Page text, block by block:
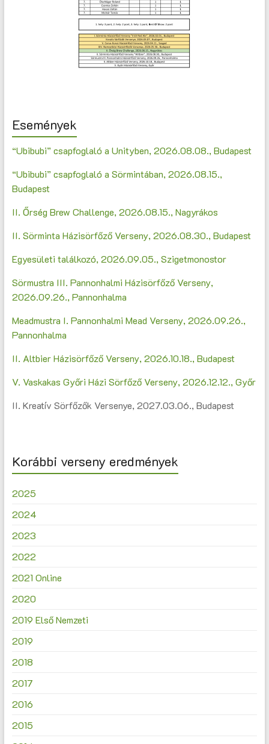
Események
“Ubibubi” csapfoglaló a Unityben, 2026.08.08., Budapest
“Ubibubi” csapfoglaló a Sörmintában, 2026.08.15.,
Budapest
II. Őrség Brew Challenge, 2026.08.15., Nagyrákos
II. Sörminta Házisörfőző Verseny, 2026.08.30., Budapest
Egyesületi találkozó, 2026.09.05., Szigetmonostor
Sörmustra III. Pannonhalmi Házisörfőző Verseny,
2026.09.26., Pannonhalma
Meadmustra I. Pannonhalmi Mead Verseny, 2026.09.26.,
Pannonhalma
II. Altbier Házisörfőző Verseny, 2026.10.18., Budapest
V. Vaskakas Győri Házi Sörfőző Verseny, 2026.12.12., Győr
II. Kreatív Sörfőzők Versenye, 2027.03.06., Budapest
Korábbi verseny eredmények
2025
2024
2023
2022
2021 Online
2020
2019 Első Nemzeti
2019
2018
2017
2016
2015